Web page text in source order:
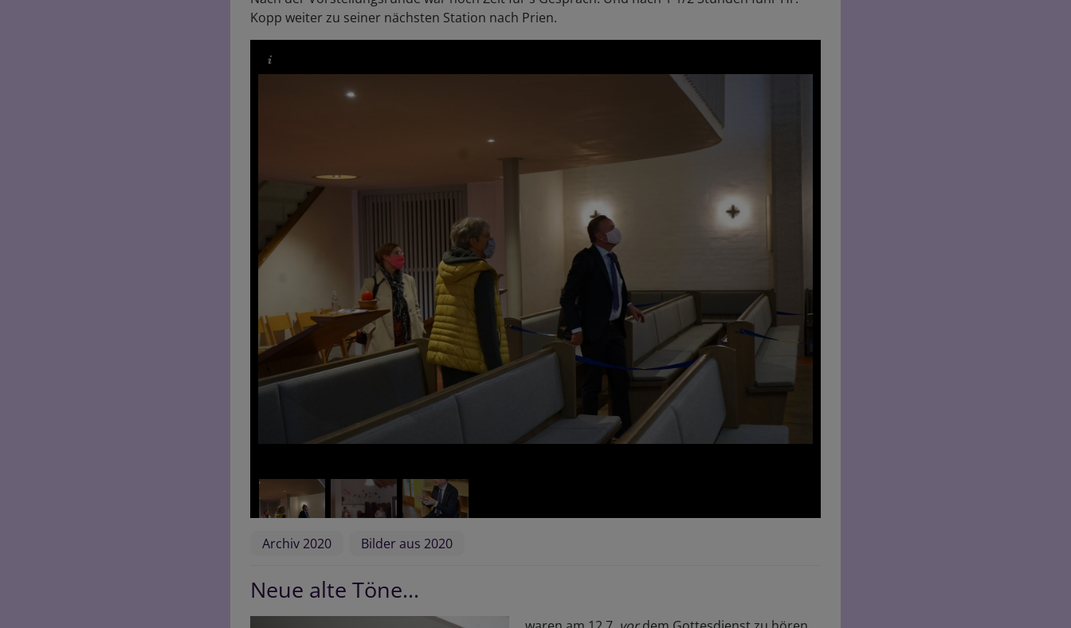
Kopp weiter zu seiner nächsten Station nach Prien.
Archiv 2020 Bilder aus 2020
Neue alte Töne...